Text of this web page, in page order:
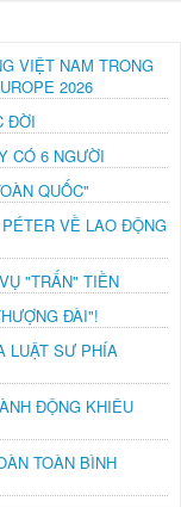
VIỆT NAM TRONG
2026
ĐỜI
CÓ 6 NGƯỜI
QUỐC"
VỀ LAO ĐỘNG
"TRẤN" TIỀN
ĐÀI"!
LUẬT SƯ PHÍA
ĐỘNG KHIÊU
TOÀN BÌNH